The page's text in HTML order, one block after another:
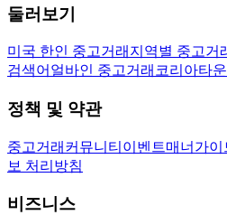
둘러보기
미국 한인 중고거래 지역별 중고거
검색어 얼바인 중고거래 코리아타
정책 및 약관
중고거래 커뮤니티 이벤트매너가이
보 처리방침
비즈니스